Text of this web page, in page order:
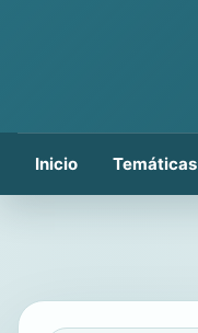
Inicio Temáticas